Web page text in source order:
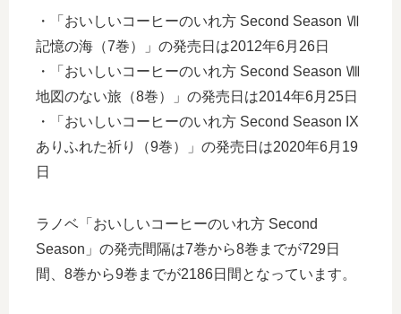
・「おいしいコーヒーのいれ方 Second Season Ⅶ
記憶の海（7巻）」の発売日は2012年6月26日
・「おいしいコーヒーのいれ方 Second Season Ⅷ
地図のない旅（8巻）」の発売日は2014年6月25日
・「おいしいコーヒーのいれ方 Second Season IX
ありふれた祈り（9巻）」の発売日は2020年6月19
日
ラノベ「おいしいコーヒーのいれ方 Second
Season」の発売間隔は7巻から8巻までが729日
間、8巻から9巻までが2186日間となっています。